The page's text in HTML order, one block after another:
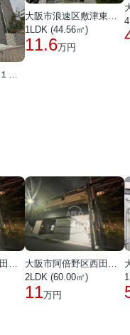
大阪市浪速区大国１丁目
大阪市浪速区敷津東２丁目
1LDK (44.56㎡)
11.6万円
大阪市阿倍野区西田辺町１丁目
大阪市阿倍野区西田辺町１丁目
2LDK (60.00㎡)
11万円